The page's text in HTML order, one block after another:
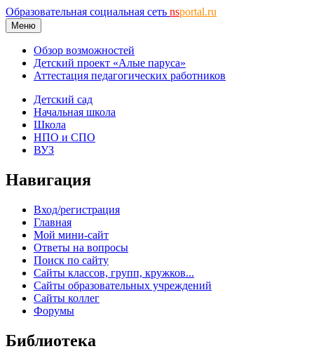
Образовательная социальная сеть nsportal.ru
Меню
Обзор возможностей
Детский проект «Алые паруса»
Аттестация педагогических работников
Детский сад
Начальная школа
Школа
НПО и СПО
ВУЗ
Навигация
Вход/регистрация
Главная
Мой мини-сайт
Ответы на вопросы
Поиск по сайту
Сайты классов, групп, кружков...
Сайты образовательных учреждений
Сайты коллег
Форумы
Библиотека